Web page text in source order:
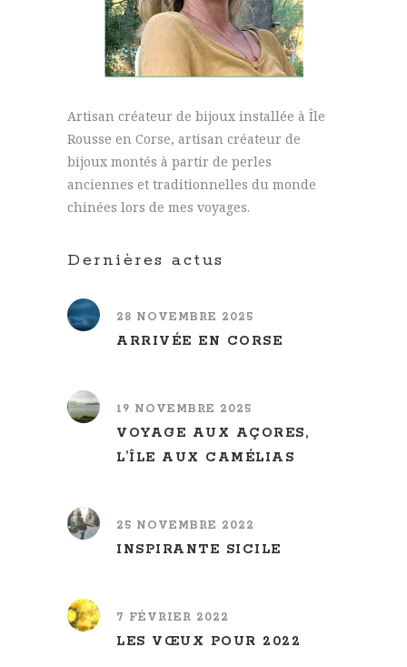
Artisan créateur de bijoux installée à Île
Rousse en Corse, artisan créateur de
bijoux montés à partir de perles
anciennes et traditionnelles du monde
chinées lors de mes voyages.
Dernières actus
28 NOVEMBRE 2025
ARRIVÉE EN CORSE
19 NOVEMBRE 2025
VOYAGE AUX AÇORES,
L’ÎLE AUX CAMÉLIAS
25 NOVEMBRE 2022
INSPIRANTE SICILE
7 FÉVRIER 2022
LES VŒUX POUR 2022